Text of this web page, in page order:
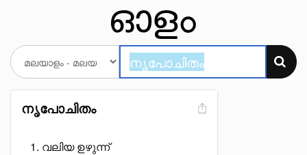
നൃപോചിതം
വലിയ ഉഴുന്ന്